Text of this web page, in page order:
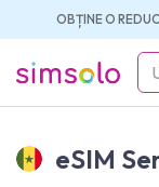
OBȚINE O
simsolo
eSIM